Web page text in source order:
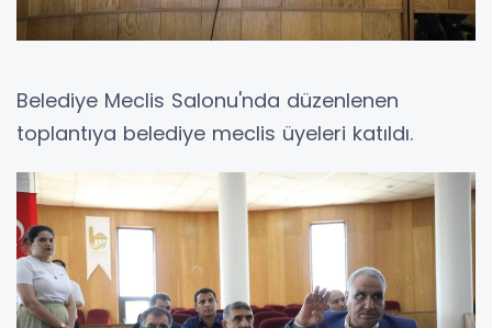
Belediye Meclis Salonu'nda düzenlenen
toplantıya belediye meclis üyeleri katıldı.